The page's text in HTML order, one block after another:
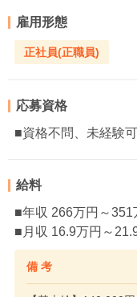
雇用形態
正社員(正職員)
応募資格
■資格不問、未経験可
給料
■年収 266万円～351
■月収 16.9万円～
備 考